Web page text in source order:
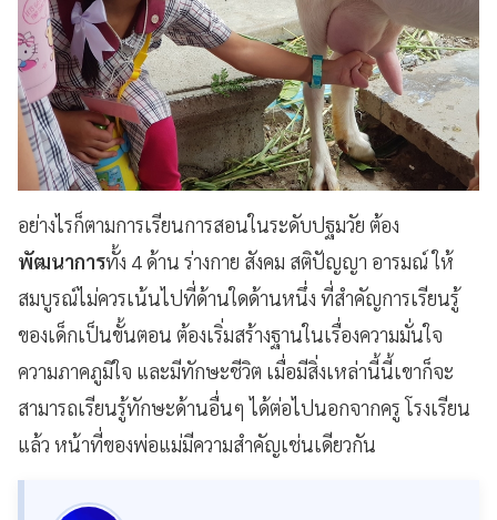
อย่างไรก็ตามการเรียนการสอนในระดับปฐมวัย ต้อง
พัฒนาการทั้ง 4 ด้าน ร่างกาย สังคม สติปัญญา อารมณ์ ให้
สมบูรณ์ไม่ควรเน้นไปที่ด้านใดด้านหนึ่ง ที่สำคัญการเรียนรู้
ของเด็กเป็นขั้นตอน ต้องเริ่มสร้างฐานในเรื่องความมั่นใจ
ความภาคภูมิใจ และมีทักษะชีวิต เมื่อมีสิ่งเหล่านี้นี้เขาก็จะ
สามารถเรียนรู้ทักษะด้านอื่นๆ ได้ต่อไปนอกจากครู โรงเรียน
แล้ว หน้าที่ของพ่อแม่มีความสำคัญเช่นเดียวกัน